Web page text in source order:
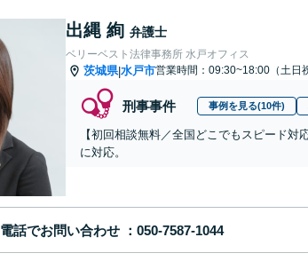
出縄 絢 弁護士
ベリーベスト法律事務所 水戸オフィス
茨城県|水戸市営業時間：09:30~18:00（土日
刑事事件 事例を見る(10件)
【初回相談無料／全国どこでもスピード
に対応。
電話でお問い合わせ